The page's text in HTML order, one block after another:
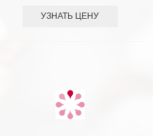
УЗНАТЬ ЦЕНУ